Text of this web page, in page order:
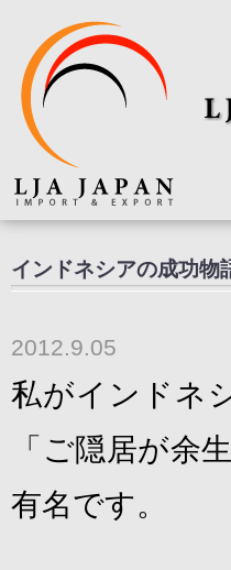
インドネシアの成功物
2012.9.05
私がインドネ
「ご隠居が余
有名です。